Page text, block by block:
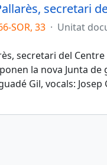
SOR, 33 · Unitat
secretari del
la nova Junta
Gil, vocals: